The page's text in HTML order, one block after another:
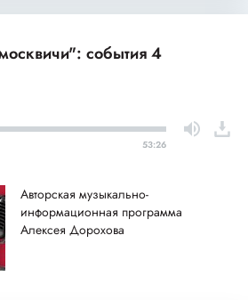
события 4
53:26
Авторская музыкально-
информационная программа
Алексея Дорохова